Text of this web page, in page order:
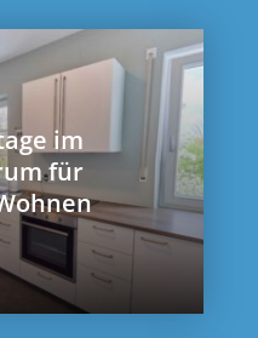
im
für